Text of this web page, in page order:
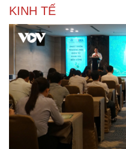
KINH TẾ